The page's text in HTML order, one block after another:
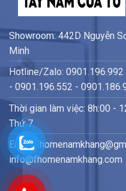
Showroom: 442D Nguyễn
Minh
Hotline/Zalo:
- 0901.196.552 -
Thời gian làm việc: 8h:00 -
Thứ 7
Email:
info@fhomenamkhang.com